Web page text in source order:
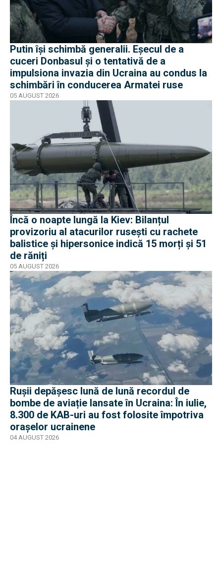
Putin își schimbă generalii. Eșecul de a
cuceri Donbasul și o tentativă de a
impulsiona invazia din Ucraina au condus la
schimbări în conducerea Armatei ruse
05 AUGUST 2026
Încă o noapte lungă la Kiev: Bilanțul
provizoriu al atacurilor rusești cu rachete
balistice și hipersonice indică 15 morți și 51
de răniți
05 AUGUST 2026
Rușii depășesc lună de lună recordul de
bombe de aviație lansate în Ucraina: În iulie,
8.300 de KAB-uri au fost folosite împotriva
orașelor ucrainene
04 AUGUST 2026